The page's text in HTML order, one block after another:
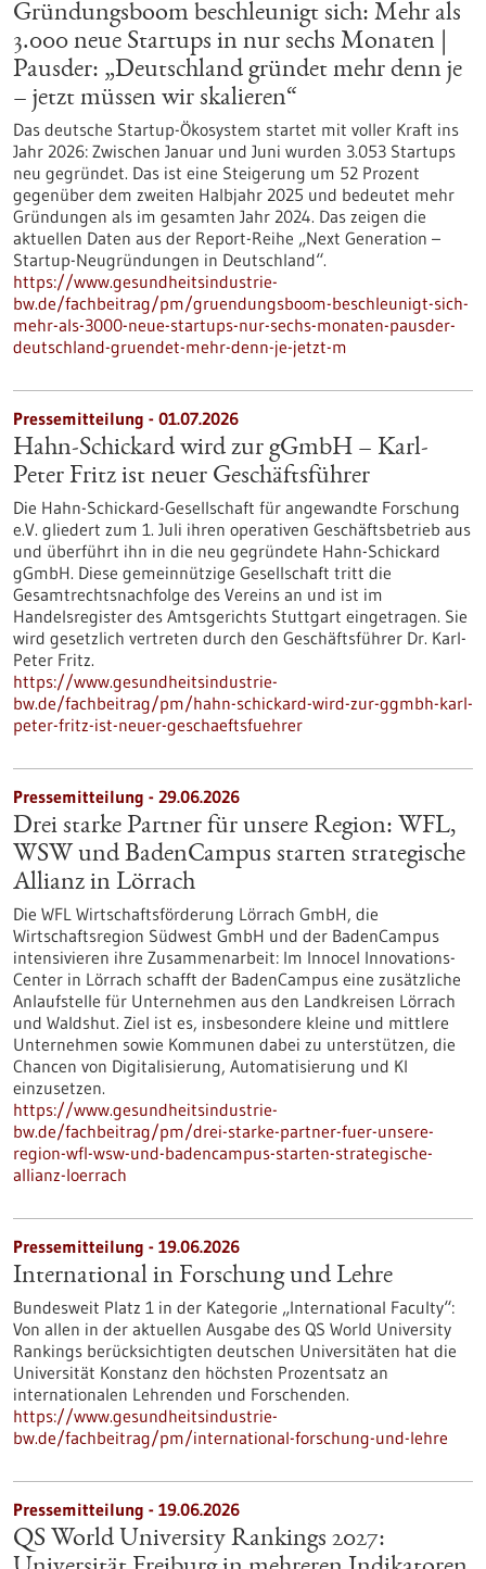
Gründungsboom beschleunigt sich: Mehr als
3.000 neue Startups in nur sechs Monaten |
Pausder: „Deutschland gründet mehr denn je
– jetzt müssen wir skalieren“
Das deutsche Startup-Ökosystem startet mit voller Kraft ins
Jahr 2026: Zwischen Januar und Juni wurden 3.053 Startups
neu gegründet. Das ist eine Steigerung um 52 Prozent
gegenüber dem zweiten Halbjahr 2025 und bedeutet mehr
Gründungen als im gesamten Jahr 2024. Das zeigen die
aktuellen Daten aus der Report-Reihe „Next Generation –
Startup-Neugründungen in Deutschland“.
https://www.gesundheitsindustrie-
bw.de/fachbeitrag/pm/gruendungsboom-beschleunigt-sich-
mehr-als-3000-neue-startups-nur-sechs-monaten-pausder-
deutschland-gruendet-mehr-denn-je-jetzt-m
Pressemitteilung - 01.07.2026
Hahn-Schickard wird zur gGmbH – Karl-
Peter Fritz ist neuer Geschäftsführer
Die Hahn-Schickard-Gesellschaft für angewandte Forschung
e.V. gliedert zum 1. Juli ihren operativen Geschäftsbetrieb aus
und überführt ihn in die neu gegründete Hahn-Schickard
gGmbH. Diese gemeinnützige Gesellschaft tritt die
Gesamtrechtsnachfolge des Vereins an und ist im
Handelsregister des Amtsgerichts Stuttgart eingetragen. Sie
wird gesetzlich vertreten durch den Geschäftsführer Dr. Karl-
Peter Fritz.
https://www.gesundheitsindustrie-
bw.de/fachbeitrag/pm/hahn-schickard-wird-zur-ggmbh-karl-
peter-fritz-ist-neuer-geschaeftsfuehrer
Pressemitteilung - 29.06.2026
Drei starke Partner für unsere Region: WFL,
WSW und BadenCampus starten strategische
Allianz in Lörrach
Die WFL Wirtschaftsförderung Lörrach GmbH, die
Wirtschaftsregion Südwest GmbH und der BadenCampus
intensivieren ihre Zusammenarbeit: Im Innocel Innovations-
Center in Lörrach schafft der BadenCampus eine zusätzliche
Anlaufstelle für Unternehmen aus den Landkreisen Lörrach
und Waldshut. Ziel ist es, insbesondere kleine und mittlere
Unternehmen sowie Kommunen dabei zu unterstützen, die
Chancen von Digitalisierung, Automatisierung und KI
einzusetzen.
https://www.gesundheitsindustrie-
bw.de/fachbeitrag/pm/drei-starke-partner-fuer-unsere-
region-wfl-wsw-und-badencampus-starten-strategische-
allianz-loerrach
Pressemitteilung - 19.06.2026
International in Forschung und Lehre
Bundesweit Platz 1 in der Kategorie „International Faculty“:
Von allen in der aktuellen Ausgabe des QS World University
Rankings berücksichtigten deutschen Universitäten hat die
Universität Konstanz den höchsten Prozentsatz an
internationalen Lehrenden und Forschenden.
https://www.gesundheitsindustrie-
bw.de/fachbeitrag/pm/international-forschung-und-lehre
Pressemitteilung - 19.06.2026
QS World University Rankings 2027: